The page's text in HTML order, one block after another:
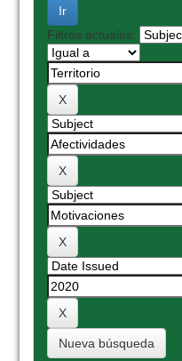
Filtros actuales:
Nueva búsqueda